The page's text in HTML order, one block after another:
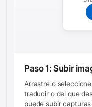
Paso 1: Subir
Arrastre o
traducir o del que
puede subir